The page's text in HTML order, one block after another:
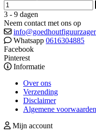
3 - 9 dagen
Neem contact met ons op
Whatsapp 0616304885
Facebook
Pinterest
Informatie
Over ons
Verzending
Disclaimer
Algemene voorwaarden
Mijn account